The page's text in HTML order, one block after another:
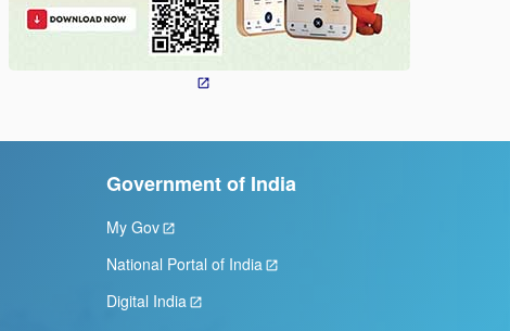
Government of India
My Gov
National Portal of India
Digital India